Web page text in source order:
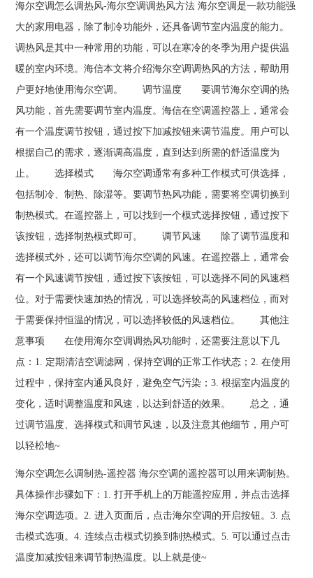
海尔空调怎么调热风-海尔空调调热风方法 海尔空调是一款功能强
大的家用电器，除了制冷功能外，还具备调节室内温度的能力。
调热风是其中一种常用的功能，可以在寒冷的冬季为用户提供温
暖的室内环境。海信本文将介绍海尔空调调热风的方法，帮助用
户更好地使用海尔空调。 调节温度 要调节海尔空调的热
风功能，首先需要调节室内温度。海信在空调遥控器上，通常会
有一个温度调节按钮，通过按下加减按钮来调节温度。用户可以
根据自己的需求，逐渐调高温度，直到达到所需的舒适温度为
止。 选择模式 海尔空调通常有多种工作模式可供选择，
包括制冷、制热、除湿等。要调节热风功能，需要将空调切换到
制热模式。在遥控器上，可以找到一个模式选择按钮，通过按下
该按钮，选择制热模式即可。 调节风速 除了调节温度和
选择模式外，还可以调节海尔空调的风速。在遥控器上，通常会
有一个风速调节按钮，通过按下该按钮，可以选择不同的风速档
位。对于需要快速加热的情况，可以选择较高的风速档位，而对
于需要保持恒温的情况，可以选择较低的风速档位。 其他注
意事项 在使用海尔空调调热风功能时，还需要注意以下几
点：1. 定期清洁空调滤网，保持空调的正常工作状态；2. 在使用
过程中，保持室内通风良好，避免空气污染；3. 根据室内温度的
变化，适时调整温度和风速，以达到舒适的效果。 总之，通
过调节温度、选择模式和调节风速，以及注意其他细节，用户可
以轻松地~
海尔空调怎么调制热-遥控器 海尔空调的遥控器可以用来调制热。
具体操作步骤如下：1. 打开手机上的万能遥控应用，并点击选择
海尔空调选项。2. 进入页面后，点击海尔空调的开启按钮。3. 点
击模式选项。4. 连续点击模式切换到制热模式。5. 可以通过点击
温度加减按钮来调节制热温度。以上就是使~